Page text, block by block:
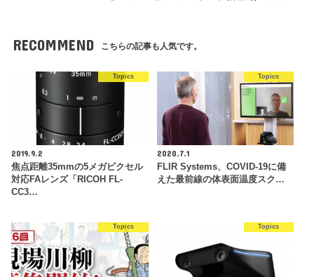
RECOMMEND こちらの記事も人気です。
Topics
2019.9.2
焦点距離35mmの5メガピクセル
対応FAレンズ「RICOH FL-
CC3…
Topics
2020.7.1
FLIR Systems、COVID-19に備
えた最前線の体表面温度スク…
Topics Topics